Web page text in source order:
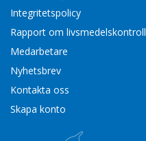
Integritetspolicy
Rapport om livsmedelskontroll
Medarbetare
Nyhetsbrev
Kontakta oss
Skapa konto